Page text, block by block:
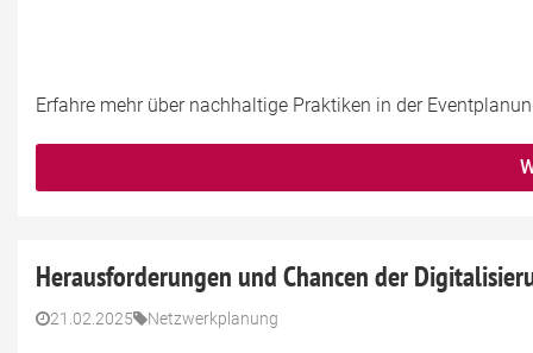
Erfahre mehr über nachhaltige Praktiken in der
Herausforderungen und Chancen der
21.02.2025 Netzwerkplanung